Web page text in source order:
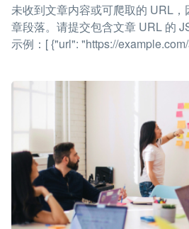
未收到文章内容或可爬取的 URL，
章段落。请提交包含文章 URL 的
示例：[ {"url": "https://